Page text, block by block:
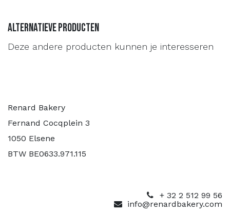
Alternatieve producten
Deze andere producten kunnen je interesseren
Renard Bakery
Fernand Cocqplein 3
1050 Elsene
BTW BE0633.971.115
+ 32 2 512 99 56
info@renardbakery.com